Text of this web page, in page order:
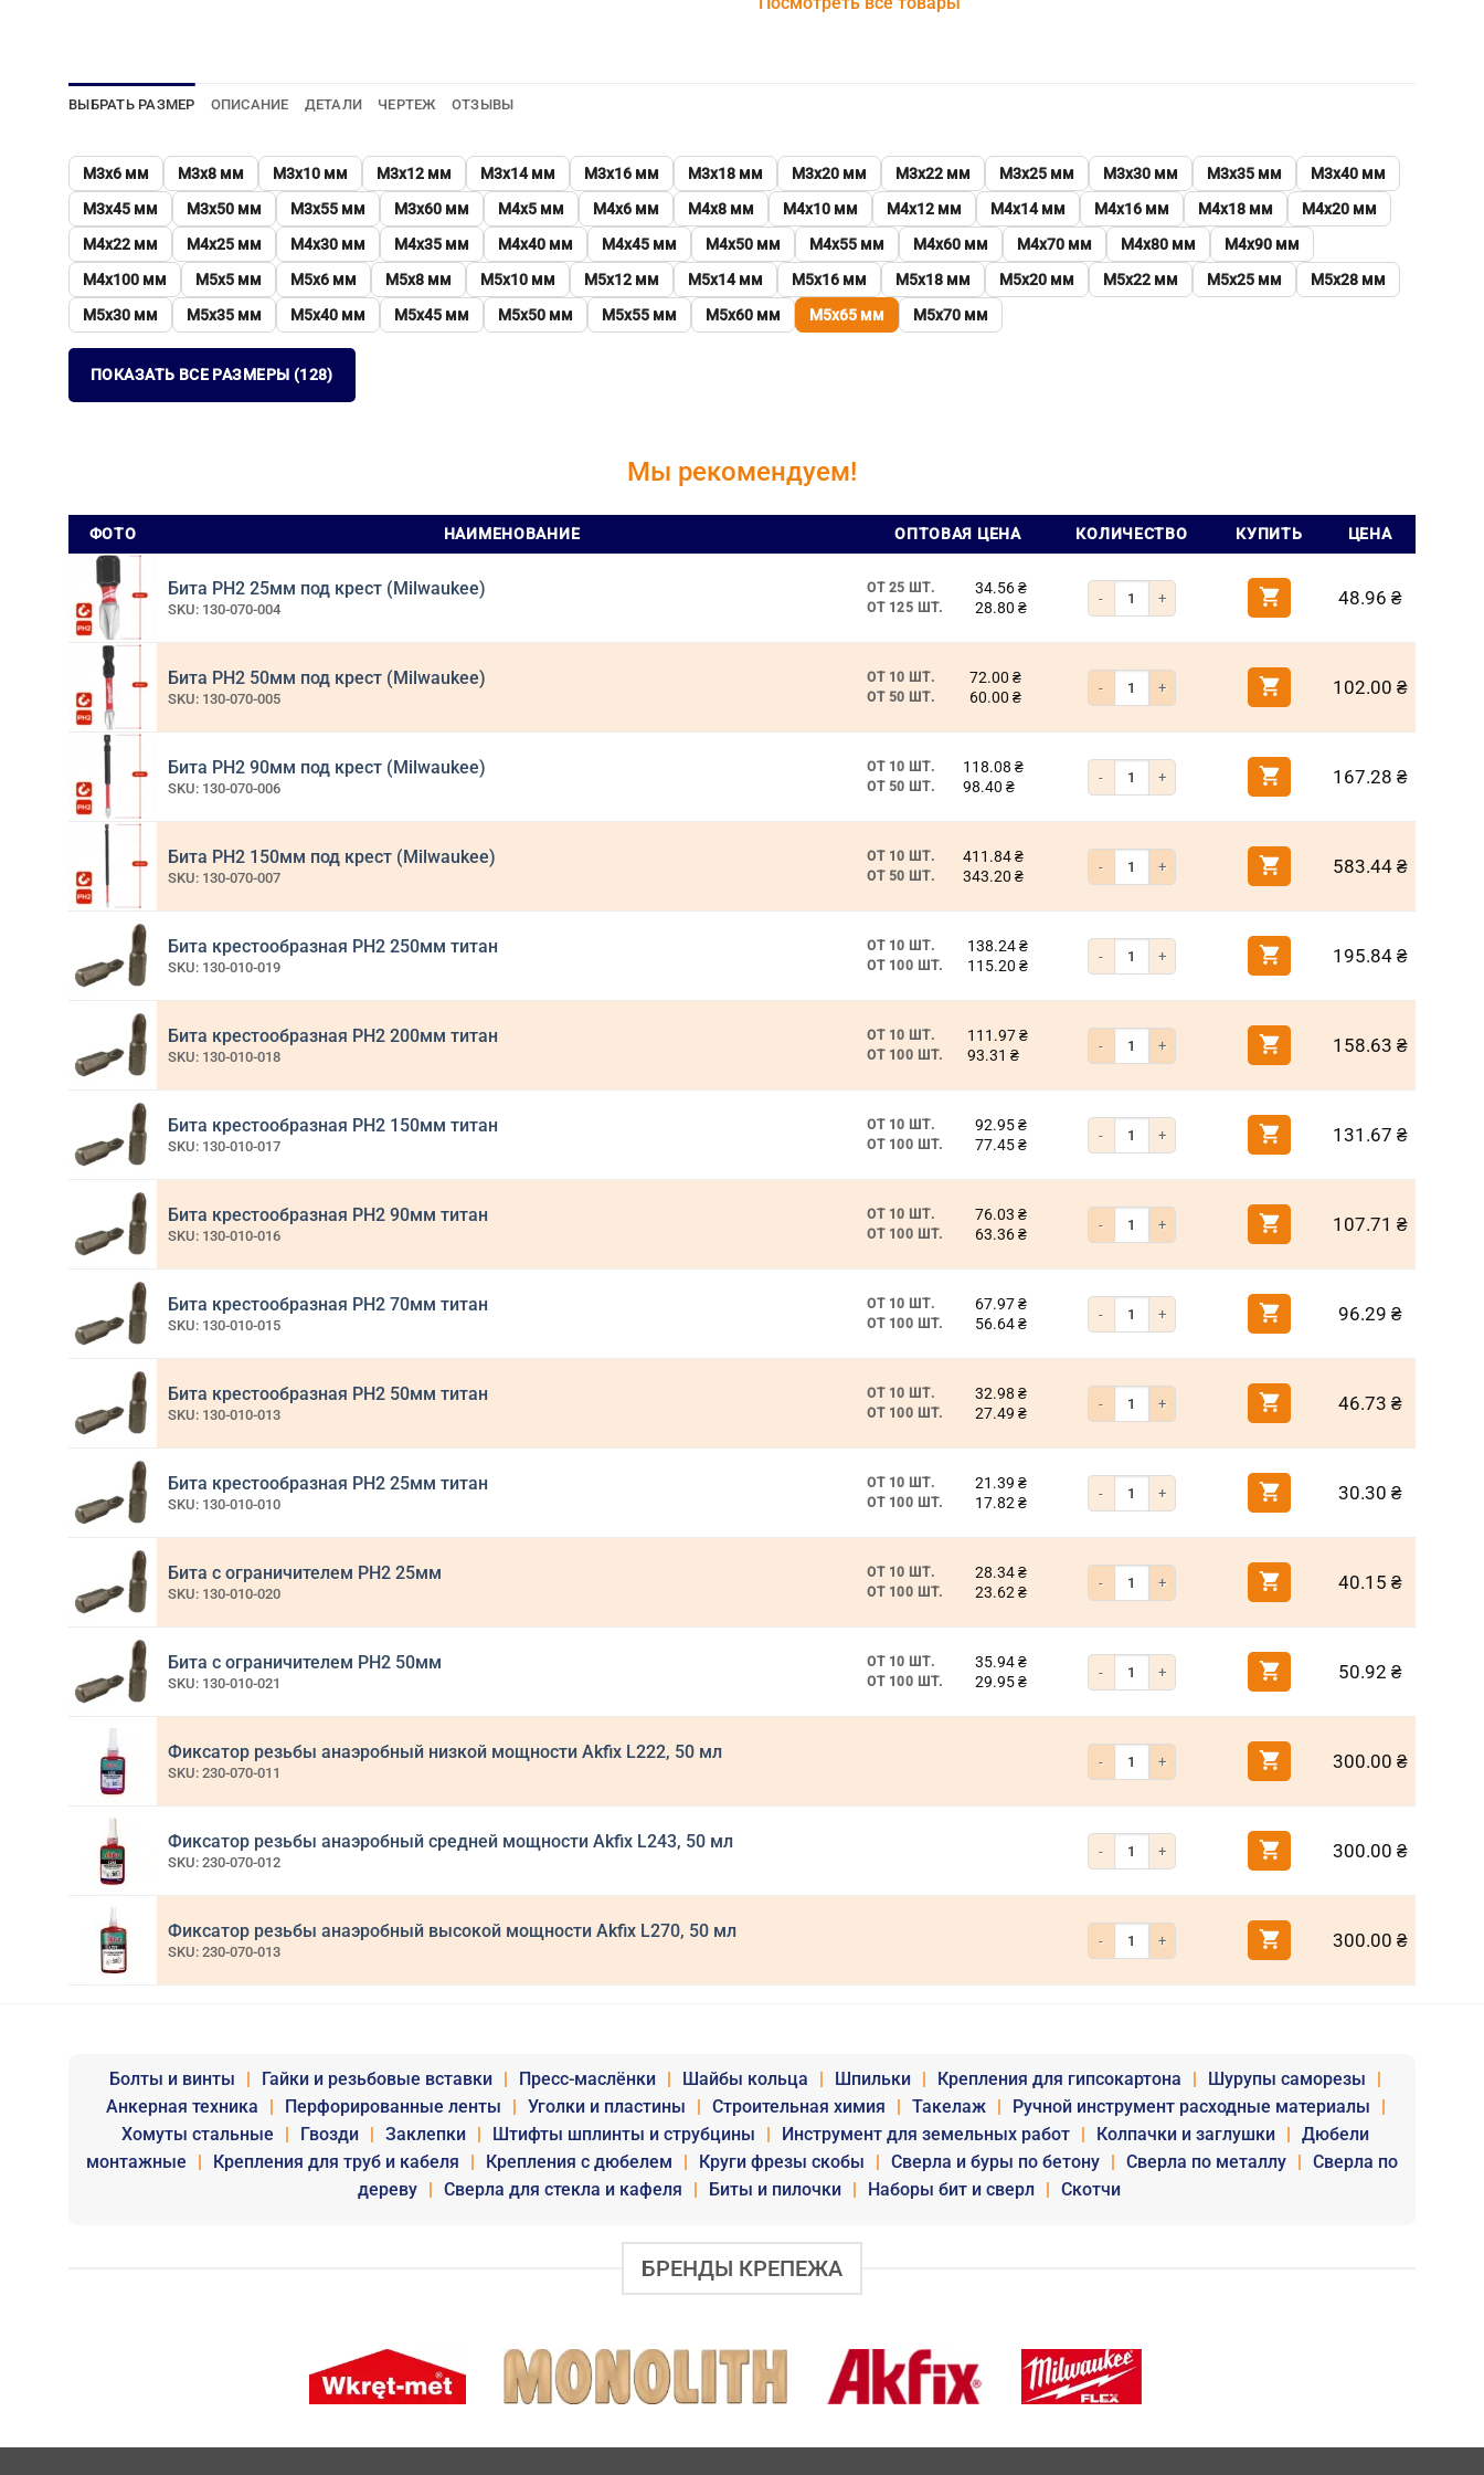
ВЫБРАТЬ РАЗМЕР ОПИСАНИЕ ДЕТАЛИ ЧЕРТЕЖ ОТЗЫВЫ
М3х6 мм М3х8 мм М3х10 мм М3х12 мм М3х14 мм М3х16 мм М3х18 мм М3х20 мм М3х22 мм М3х25 мм М3х30 мм М3х35 мм
М3х40 мм
М3х45 мм
М3х50 мм М3х55 мм М3х60 мм М4х5 мм М4х6 мм М4х8 мм М4х10 мм М4х12 мм М4х14 мм М4х16 мм М4х18 мм
М4х20 мм
М4х22 мм
М4х25 мм М4х30 мм М4х35 мм М4х40 мм М4х45 мм М4х50 мм М4х55 мм М4х60 мм М4х70 мм М4х80 мм
М4х90 мм
М4х100 мм
М5х5 мм М5х6 мм М5х8 мм М5х10 мм М5х12 мм М5х14 мм М5х16 мм М5х18 мм М5х20 мм М5х22 мм М5х25 мм
М5х28 мм
М5х30 мм
М5х35 мм М5х40 мм М5х45 мм М5х50 мм М5х55 мм М5х60 мм М5х65 мм М5х70 мм
ПОКАЗАТЬ ВСЕ РАЗМЕРЫ (128)
Мы рекомендуем!
ФОТО НАИМЕНОВАНИЕ ОПТОВАЯ ЦЕНА КОЛИЧЕСТВО КУПИТЬ ЦЕНА
Бита РН2 25мм под крест (Milwaukee)
SKU: 130-070-004
ОТ 25 ШТ. 34.56₴
ОТ 125 ШТ. 28.80 ₴
Количество товара Бита РН2 25мм под крест (Milwaukee)
48.96 ₴
Бита РН2 50мм под крест (Milwaukee)
SKU: 130-070-005
ОТ 10 ШТ. 72.00 ₴
ОТ 50 ШТ. 60.00 ₴
Количество товара Бита РН2 50мм под крест (Milwaukee)
102.00 ₴
Бита РН2 90мм под крест (Milwaukee)
SKU: 130-070-006
ОТ 10 ШТ. 118.08 ₴
ОТ 50 ШТ. 98.40 ₴
Количество товара Бита РН2 90мм под крест (Milwaukee)
167.28 ₴
Бита РН2 150мм под крест (Milwaukee)
SKU: 130-070-007
ОТ 10 ШТ. 411.84₴
ОТ 50 ШТ. 343.20 ₴
Количество товара Бита РН2 150мм под крест (Milwaukee)
583.44 ₴
Бита крестообразная PH2 250мм титан
SKU: 130-010-019
ОТ 10 ШТ. 138.24₴
ОТ 100 ШТ. 115.20 ₴
Количество товара Бита крестообразная PH2 250мм титан
195.84 ₴
Бита крестообразная PH2 200мм титан
SKU: 130-010-018
ОТ 10 ШТ. 111.97₴
ОТ 100 ШТ. 93.31 ₴
Количество товара Бита крестообразная PH2 200мм титан
158.63 ₴
Бита крестообразная PH2 150мм титан
SKU: 130-010-017
ОТ 10 ШТ. 92.95₴
ОТ 100 ШТ. 77.45₴
Количество товара Бита крестообразная PH2 150мм титан
131.67 ₴
Бита крестообразная PH2 90мм титан
SKU: 130-010-016
ОТ 10 ШТ. 76.03 ₴
ОТ 100 ШТ. 63.36₴
Количество товара Бита крестообразная PH2 90мм титан
107.71 ₴
Бита крестообразная PH2 70мм титан
SKU: 130-010-015
ОТ 10 ШТ. 67.97₴
ОТ 100 ШТ. 56.64₴
Количество товара Бита крестообразная PH2 70мм титан
96.29 ₴
Бита крестообразная PH2 50мм титан
SKU: 130-010-013
ОТ 10 ШТ. 32.98 ₴
ОТ 100 ШТ. 27.49 ₴
Количество товара Бита крестообразная PH2 50мм титан
46.73 ₴
Бита крестообразная PH2 25мм титан
SKU: 130-010-010
ОТ 10 ШТ. 21.39 ₴
ОТ 100 ШТ. 17.82₴
Количество товара Бита крестообразная PH2 25мм титан
30.30 ₴
Бита с ограничителем PH2 25мм
SKU: 130-010-020
ОТ 10 ШТ. 28.34₴
ОТ 100 ШТ. 23.62₴
Количество товара Бита с ограничителем PH2 25мм
40.15 ₴
Бита с ограничителем PH2 50мм
SKU: 130-010-021
ОТ 10 ШТ. 35.94₴
ОТ 100 ШТ. 29.95₴
Количество товара Бита с ограничителем PH2 50мм
50.92 ₴
Фиксатор резьбы анаэробный низкой мощности Akfix L222, 50 мл
SKU: 230-070-011
Количество товара Фиксатор резьбы анаэробный низкой
300.00 ₴
Фиксатор резьбы анаэробный средней мощности Akfix L243, 50 мл
SKU: 230-070-012
Количество товара Фиксатор резьбы анаэробный средней
300.00 ₴
Фиксатор резьбы анаэробный высокой мощности Akfix L270, 50 мл
SKU: 230-070-013
Количество товара Фиксатор резьбы анаэробный высокой
300.00 ₴
Болты и винты Гайки и резьбовые вставки Пресс-маслёнки Шайбы кольца Шпильки Крепления для гипсокартона Шурупы саморезы
Анкерная техника
Перфорированные ленты Уголки и пластины Строительная химия Такелаж Ручной инструмент расходные материалы
Хомуты стальные
Гвозди Заклепки Штифты шплинты и струбцины Инструмент для земельных работ Колпачки и заглушки
Дюбели
монтажные
Крепления для труб и кабеля Крепления с дюбелем Круги фрезы скобы Сверла и буры по бетону Сверла по металлу
Сверла по
дереву
Сверла для стекла и кафеля Биты и пилочки Наборы бит и сверл Скотчи
БРЕНДЫ КРЕПЕЖА